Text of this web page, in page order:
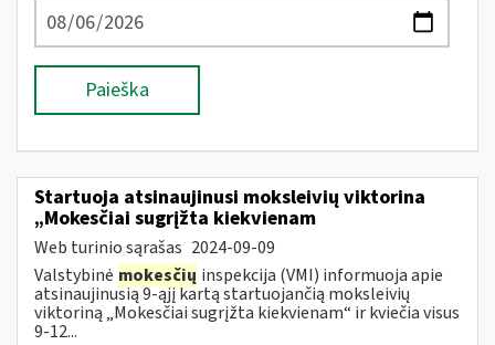
Paieška
Startuoja atsinaujinusi moksleivių viktorina
„Mokesčiai sugrįžta kiekvienam
Web turinio sąrašas 2024-09-09
Valstybinė mokesčių inspekcija (VMI) informuoja apie
atsinaujinusią 9-ąjį kartą startuojančią moksleivių
viktoriną „Mokesčiai sugrįžta kiekvienam“ ir kviečia visus
9-12...